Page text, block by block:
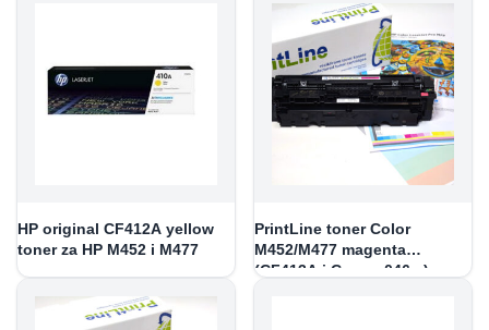
HP original CF412A yellow
toner za HP M452 i M477
PrintLine toner Color
M452/M477 magenta
(CF413A i Canon 046m)